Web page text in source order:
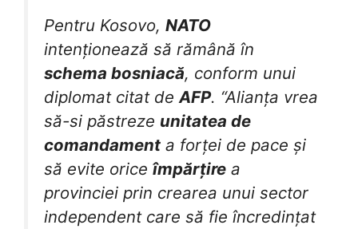
Pentru Kosovo, NATO
intenționează să rămână în
schema bosniacă, conform unui
diplomat citat de AFP. “Alianța vrea
să-si păstreze unitatea de
comandament a forței de pace și
să evite orice împărțire a
provinciei prin crearea unui sector
independent care să fie încredințat